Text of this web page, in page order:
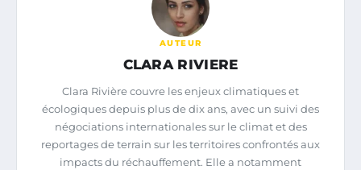
AUTEUR
CLARA RIVIERE
Clara Rivière couvre les enjeux climatiques et
écologiques depuis plus de dix ans, avec un suivi des
négociations internationales sur le climat et des
reportages de terrain sur les territoires confrontés aux
impacts du réchauffement. Elle a notamment